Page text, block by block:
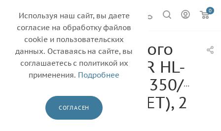
0
Бушинг тефлонового
вала для BROTHER HL-
5240/5250/5340/5350/
DCP-8060/8080 (CET), 2
шт/компл, CE
Используя наш сайт, вы даете
согласие на обработку файлов
cookie и пользовательских
данных. Оставаясь на сайте, вы
соглашаетесь с политикой их
применения. Подробнее
СОГЛАСЕН